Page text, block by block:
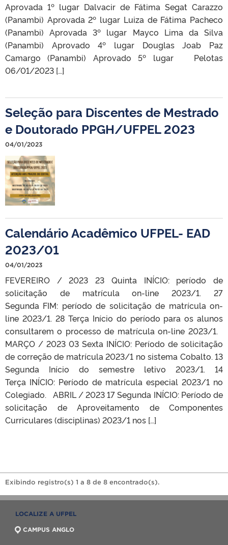
Aprovada 1º lugar Dalvacir de Fátima Segat Carazzo
(Panambi) Aprovada 2º lugar Luiza de Fátima Pacheco
(Panambi) Aprovada 3º lugar Mayco Lima da Silva
(Panambi) Aprovado 4º lugar Douglas Joab Paz
Camargo (Panambi) Aprovado 5º lugar Pelotas
06/01/2023 […]
Seleção para Discentes de Mestrado
e Doutorado PPGH/UFPEL 2023
04/01/2023
Calendário Acadêmico UFPEL- EAD
2023/01
04/01/2023
FEVEREIRO / 2023 23 Quinta INÍCIO: período de
solicitação de matrícula on-line 2023/1. 27
Segunda FIM: período de solicitação de matrícula on-
line 2023/1. 28 Terça Início do período para os alunos
consultarem o processo de matrícula on-line 2023/1.
MARÇO / 2023 03 Sexta INÍCIO: Período de solicitação
de correção de matrícula 2023/1 no sistema Cobalto. 13
Segunda Início do semestre letivo 2023/1. 14
Terça INÍCIO: Período de matrícula especial 2023/1 no
Colegiado. ABRIL / 2023 17 Segunda INÍCIO: Período de
solicitação de Aproveitamento de Componentes
Curriculares (disciplinas) 2023/1 nos […]
Exibindo registro(s) 1 a 8 de 8 encontrado(s).
LOCALIZE A UFPEL
CAMPUS ANGLO